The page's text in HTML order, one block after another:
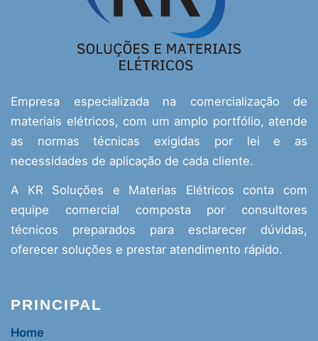
Empresa especializada na comercialização de
materiais elétricos, com um amplo portfólio, atende
as normas técnicas exigidas por lei e as
necessidades de aplicação de cada cliente.
A KR Soluções e Materias Elétricos conta com
equipe comercial composta por consultores
técnicos preparados para esclarecer dúvidas,
oferecer soluções e prestar atendimento rápido.
PRINCIPAL
Home